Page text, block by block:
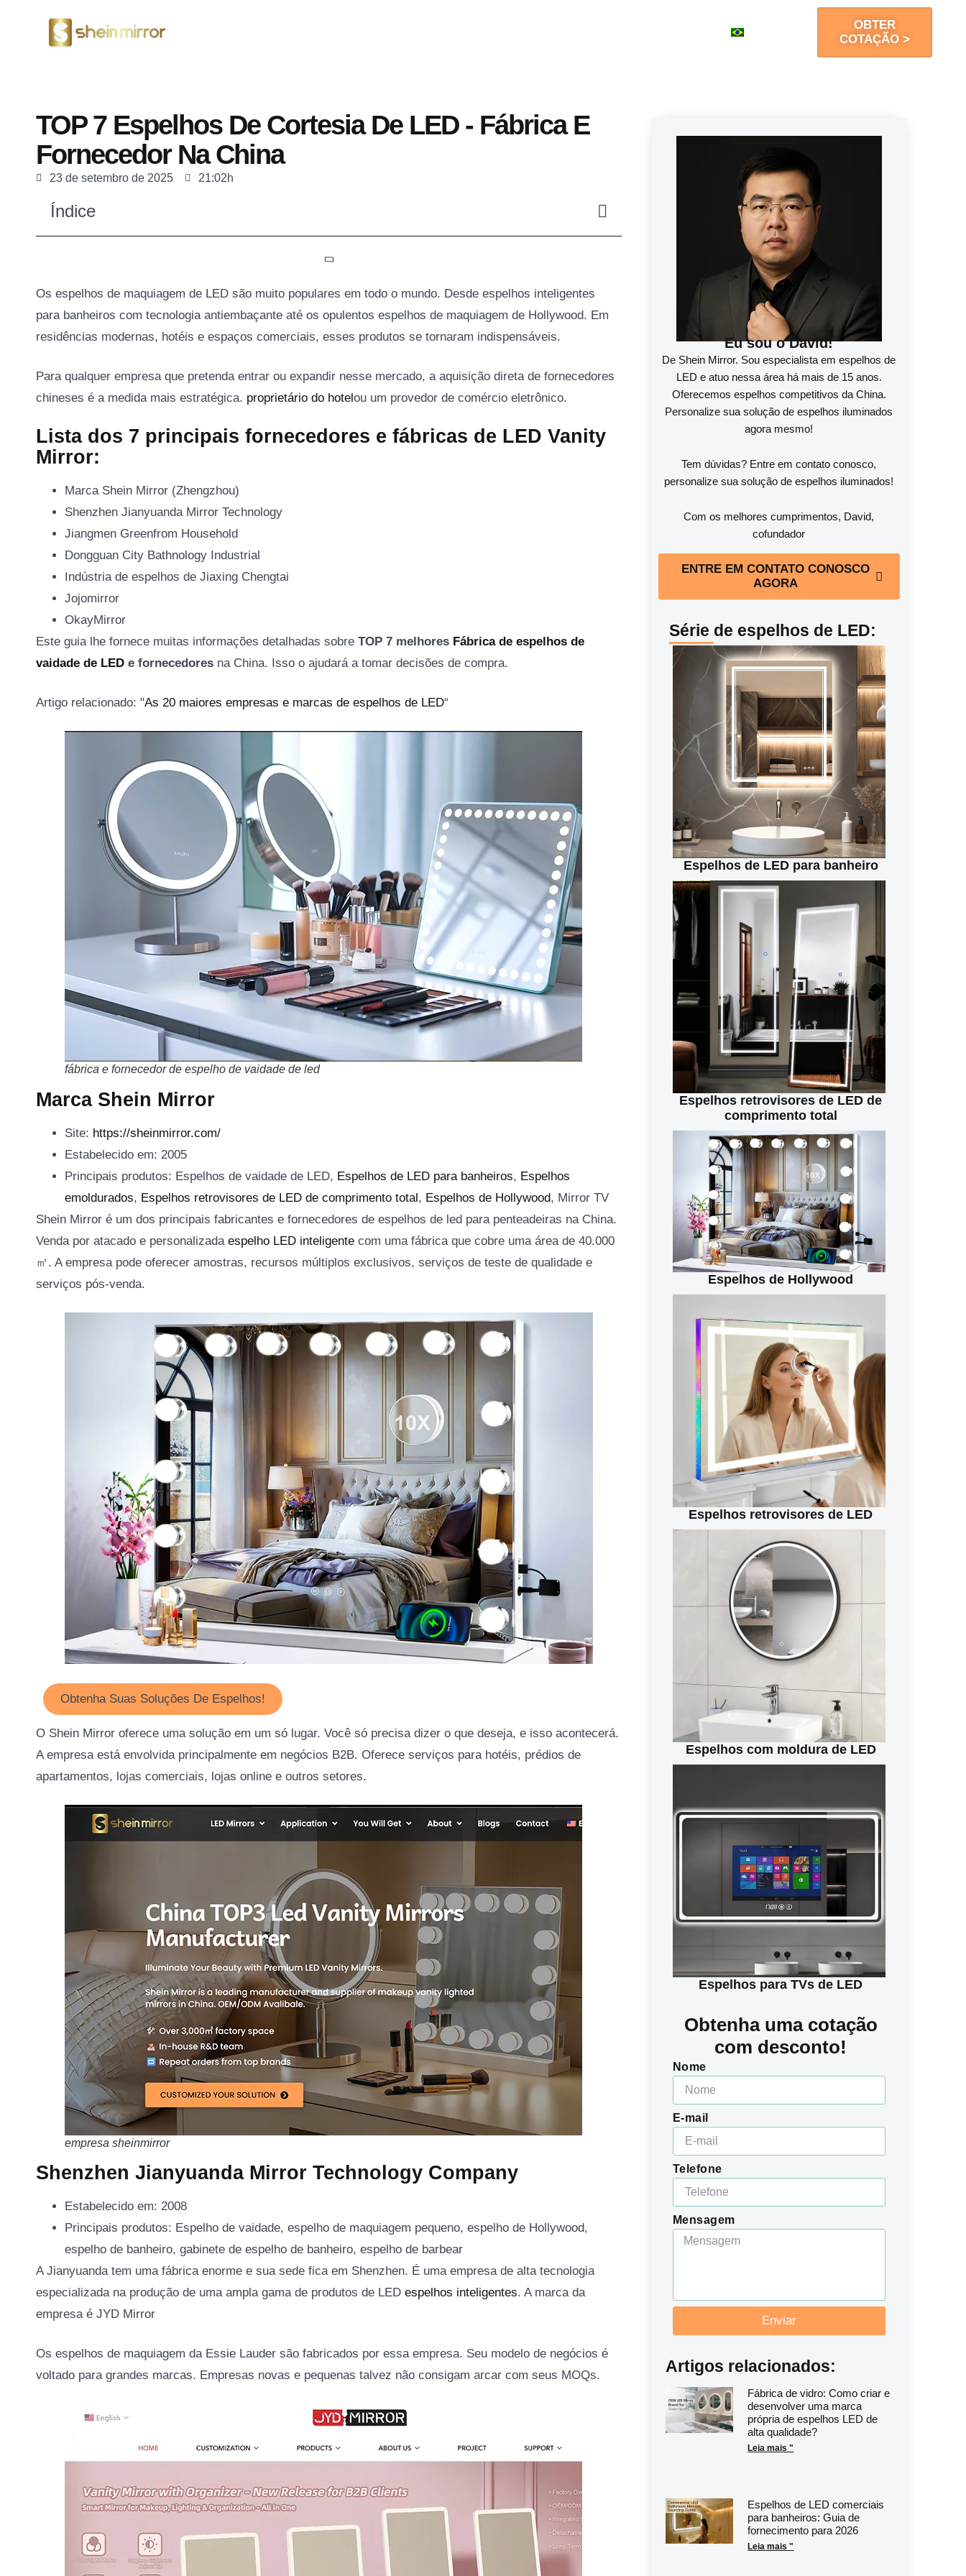
OBTER
COTAÇÃO >
TOP 7 Espelhos De Cortesia De LED - Fábrica E
Fornecedor Na China
23 de setembro de 2025 21:02h
Índice
Os espelhos de maquiagem de LED são muito populares em todo o mundo. Desde espelhos inteligentes
para banheiros com tecnologia antiembaçante até os opulentos espelhos de maquiagem de Hollywood. Em
residências modernas, hotéis e espaços comerciais, esses produtos se tornaram indispensáveis.
Para qualquer empresa que pretenda entrar ou expandir nesse mercado, a aquisição direta de fornecedores
chineses é a medida mais estratégica. proprietário do hotelou um provedor de comércio eletrônico.
Lista dos 7 principais fornecedores e fábricas de LED Vanity
Mirror:
Marca Shein Mirror (Zhengzhou)
Shenzhen Jianyuanda Mirror Technology
Jiangmen Greenfrom Household
Dongguan City Bathnology Industrial
Indústria de espelhos de Jiaxing Chengtai
Jojomirror
OkayMirror
Este guia lhe fornece muitas informações detalhadas sobre TOP 7 melhores Fábrica de espelhos de
vaidade de LED e fornecedores na China. Isso o ajudará a tomar decisões de compra.
Artigo relacionado: "As 20 maiores empresas e marcas de espelhos de LED“
fábrica e fornecedor de espelho de vaidade de led
Marca Shein Mirror
Site: https://sheinmirror.com/
Estabelecido em: 2005
Principais produtos: Espelhos de vaidade de LED, Espelhos de LED para banheiros
Espelhos
emoldurados
Espelhos retrovisores de LED de comprimento total Espelhos de Hollywood , Mirror TV
Shein Mirror é um dos principais fabricantes e fornecedores de espelhos de led para penteadeiras na China.
Venda por atacado e personalizada espelho LED inteligente com uma fábrica que cobre uma área de 40.000
㎡. A empresa pode oferecer amostras, recursos múltiplos exclusivos, serviços de teste de qualidade e
serviços pós-venda.
Obtenha Suas Soluções De Espelhos!
O Shein Mirror oferece uma solução em um só lugar. Você só precisa dizer o que deseja, e isso acontecerá.
A empresa está envolvida principalmente em negócios B2B. Oferece serviços para hotéis, prédios de
apartamentos, lojas comerciais, lojas online e outros setores.
empresa sheinmirror
Shenzhen Jianyuanda Mirror Technology Company
Estabelecido em: 2008
Principais produtos: Espelho de vaidade, espelho de maquiagem pequeno, espelho de Hollywood,
espelho de banheiro, gabinete de espelho de banheiro, espelho de barbear
A Jianyuanda tem uma fábrica enorme e sua sede fica em Shenzhen. É uma empresa de alta tecnologia
especializada na produção de uma ampla gama de produtos de LED espelhos inteligentes. A marca da
empresa é JYD Mirror
Os espelhos de maquiagem da Essie Lauder são fabricados por essa empresa. Seu modelo de negócios é
voltado para grandes marcas. Empresas novas e pequenas talvez não consigam arcar com seus MOQs.
Eu sou o David!
De Shein Mirror. Sou especialista em espelhos de
LED e atuo nessa área há mais de 15 anos.
Oferecemos espelhos competitivos da China.
Personalize sua solução de espelhos iluminados
agora mesmo!
Tem dúvidas? Entre em contato conosco,
personalize sua solução de espelhos iluminados!
Com os melhores cumprimentos, David,
cofundador
ENTRE EM CONTATO CONOSCO
AGORA
Série de espelhos de LED:
Espelhos de LED para banheiro
Espelhos retrovisores de LED de
comprimento total
Espelhos de Hollywood
Espelhos retrovisores de LED
Espelhos com moldura de LED
Espelhos para TVs de LED
Obtenha uma cotação
com desconto!
Nome
E-mail
Telefone
Mensagem
Enviar
Artigos relacionados:
Fábrica de vidro: Como criar e
desenvolver uma marca
própria de espelhos LED de
alta qualidade?
Leia mais "
Espelhos de LED comerciais
para banheiros: Guia de
fornecimento para 2026
Leia mais "